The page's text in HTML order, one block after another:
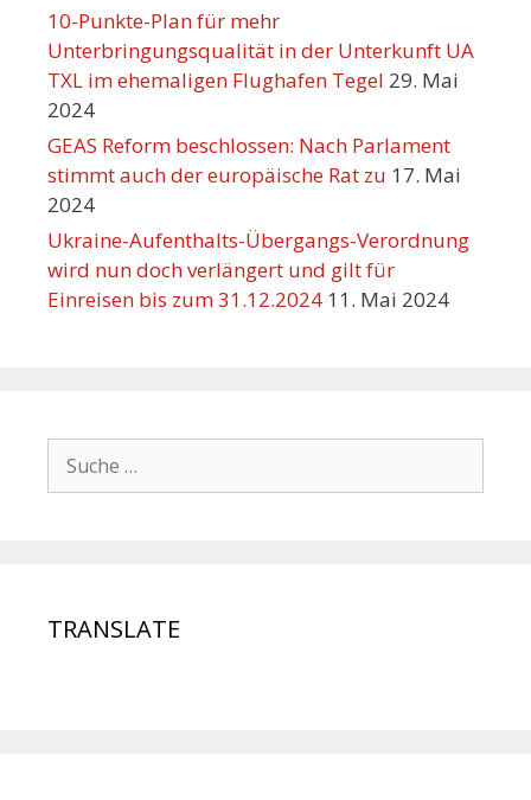
10-Punkte-Plan für mehr
Unterbringungsqualität in der Unterkunft UA
TXL im ehemaligen Flughafen Tegel 29. Mai
2024
GEAS Reform beschlossen: Nach Parlament
stimmt auch der europäische Rat zu 17. Mai
2024
Ukraine-Aufenthalts-Übergangs-Verordnung
wird nun doch verlängert und gilt für
Einreisen bis zum 31.12.2024 11. Mai 2024
TRANSLATE